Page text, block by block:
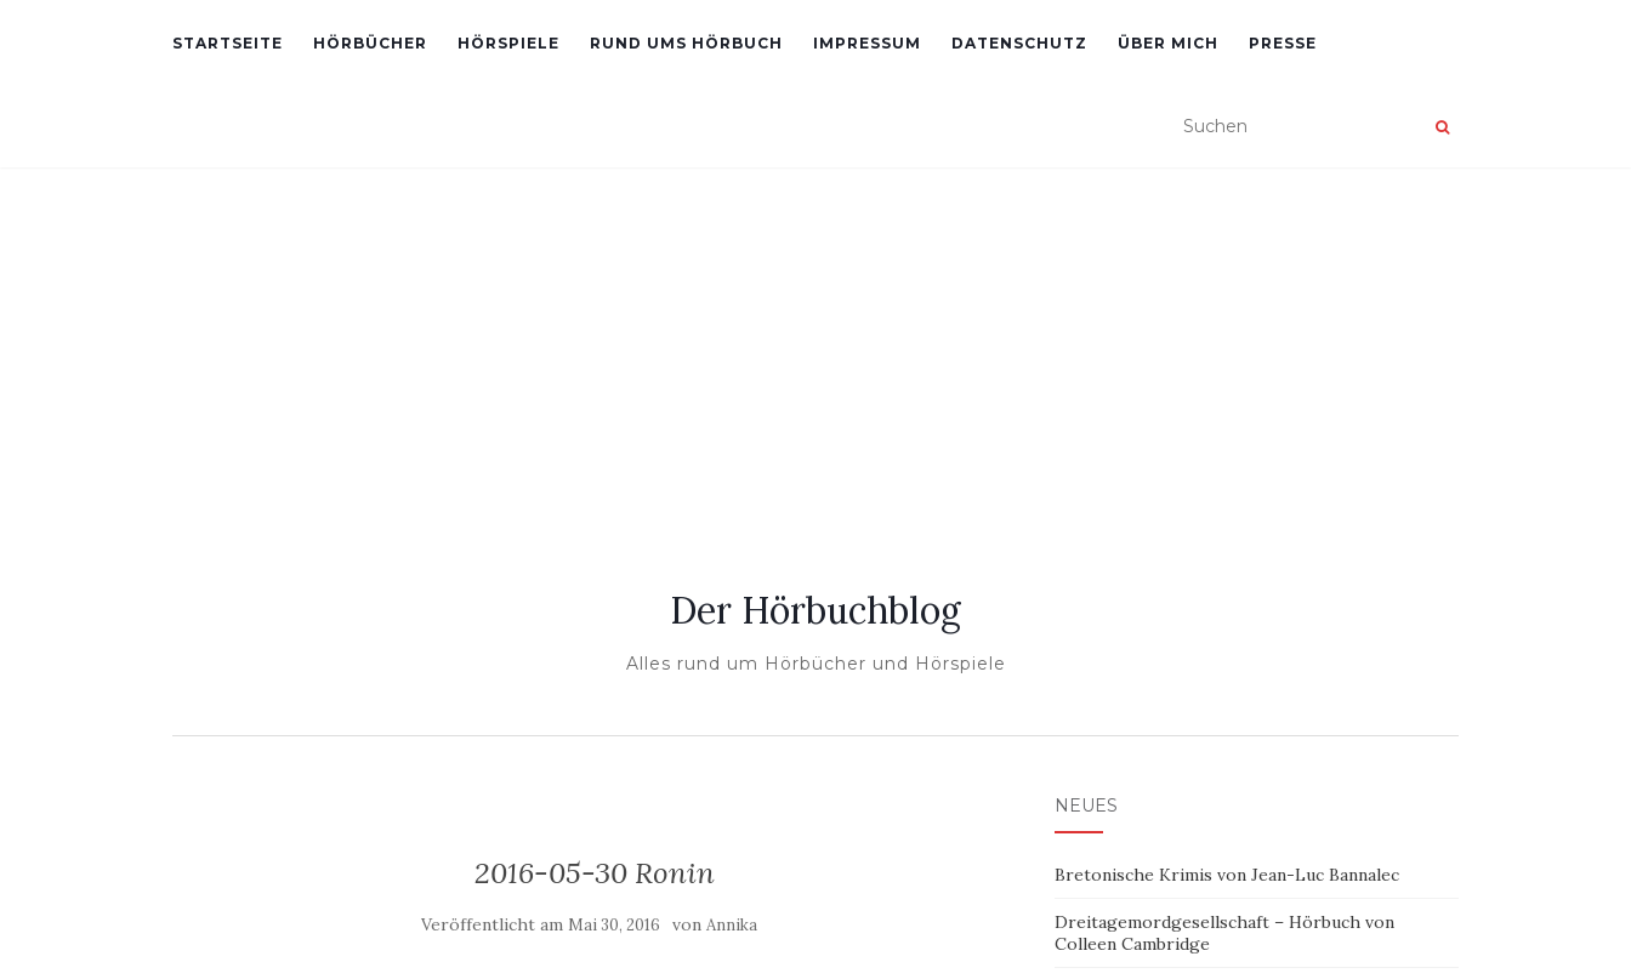
STARTSEITE HÖRBÜCHER HÖRSPIELE RUND UMS HÖRBUCH IMPRESSUM DATENSCHUTZ ÜBER MICH PRESSE
Der Hörbuchblog
Alles rund um Hörbücher und Hörspiele
2016-05-30 Ronin
Veröffentlicht am Mai 30, 2016 von Annika
NEUES
Bretonische Krimis von Jean-Luc Bannalec
Dreitagemordgesellschaft – Hörbuch von
Colleen Cambridge